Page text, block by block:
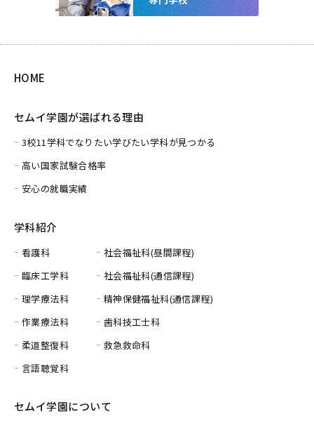
HOME
セムイ学園が選ばれる理由
3校11学科でなりたい学びたい学科が見つかる
高い国家試験合格率
安心の就職実績
学科紹介
看護科
臨床工学科
理学療法科
作業療法科
柔道整復科
言語聴覚科
社会福祉科(昼間課程)
社会福祉科(通信課程)
精神保健福祉科(通信課程)
歯科技工士科
救急救命科
セムイ学園について